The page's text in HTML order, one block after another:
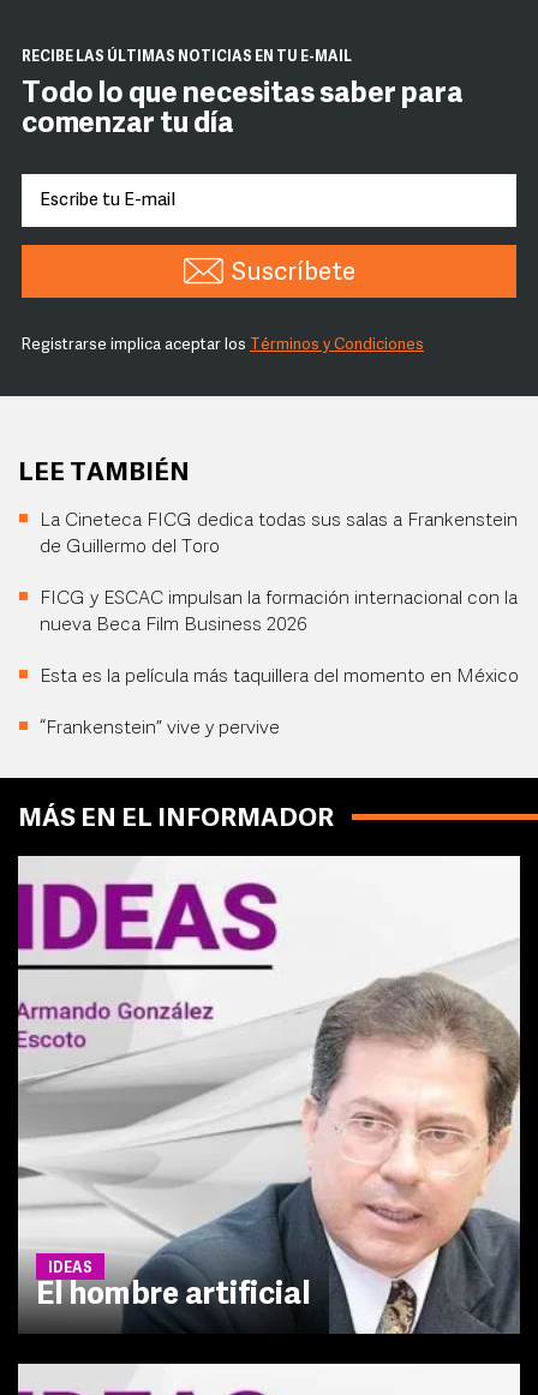
RECIBE LAS ÚLTIMAS NOTICIAS EN TU E-MAIL
Todo lo que necesitas saber para
comenzar tu día
Suscríbete
Registrarse implica aceptar los Términos y Condiciones
LEE TAMBIÉN
La Cineteca FICG dedica todas sus salas a Frankenstein
de Guillermo del Toro
FICG y ESCAC impulsan la formación internacional con la
nueva Beca Film Business 2026
Esta es la película más taquillera del momento en México
“Frankenstein” vive y pervive
MÁS EN EL INFORMADOR
IDEAS
El hombre artificial